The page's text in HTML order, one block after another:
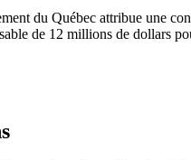
du Québec attribue une
de 12 millions de dollars